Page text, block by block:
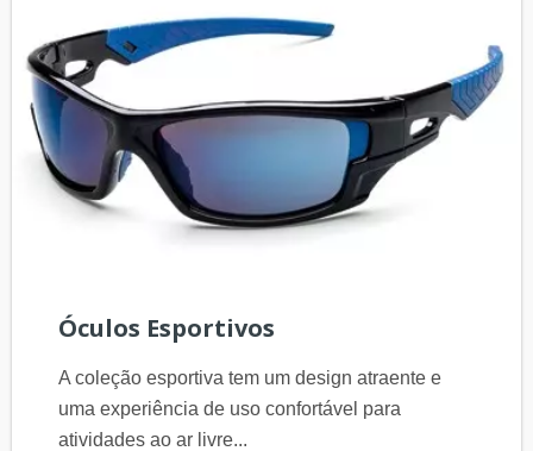
Óculos Esportivos
A coleção esportiva tem um design atraente e
uma experiência de uso confortável para
atividades ao ar livre...